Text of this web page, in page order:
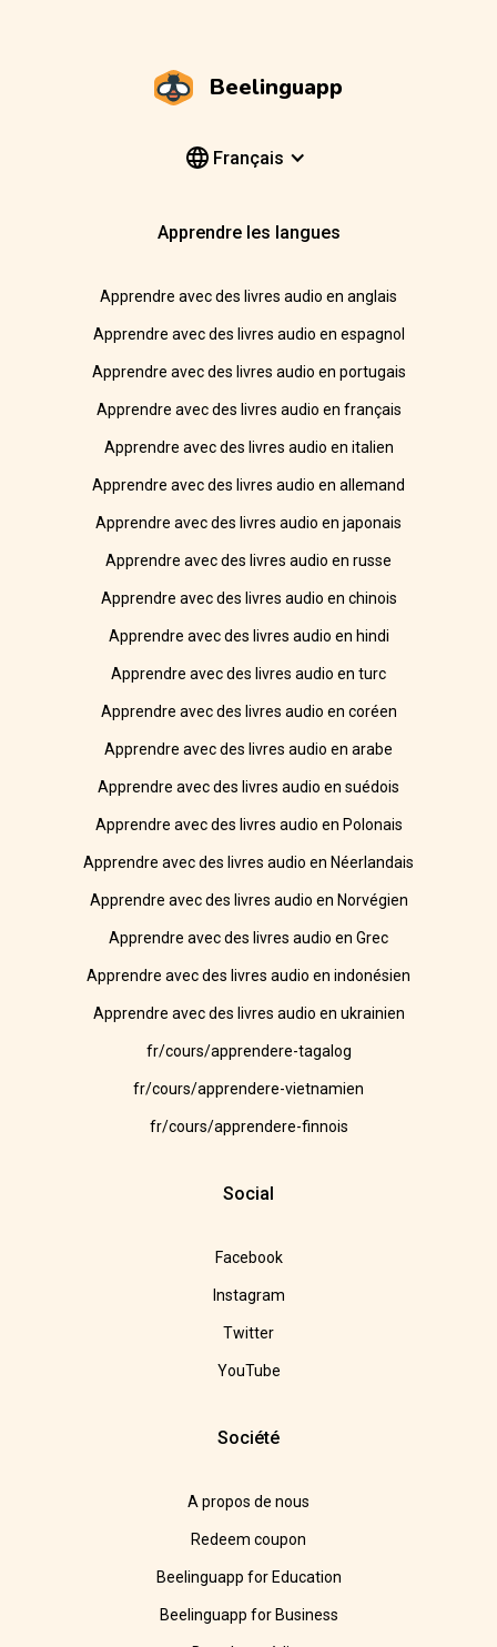
Beelinguapp
Français
Apprendre les langues
Apprendre avec des livres audio en anglais
Apprendre avec des livres audio en espagnol
Apprendre avec des livres audio en portugais
Apprendre avec des livres audio en français
Apprendre avec des livres audio en italien
Apprendre avec des livres audio en allemand
Apprendre avec des livres audio en japonais
Apprendre avec des livres audio en russe
Apprendre avec des livres audio en chinois
Apprendre avec des livres audio en hindi
Apprendre avec des livres audio en turc
Apprendre avec des livres audio en coréen
Apprendre avec des livres audio en arabe
Apprendre avec des livres audio en suédois
Apprendre avec des livres audio en Polonais
Apprendre avec des livres audio en Néerlandais
Apprendre avec des livres audio en Norvégien
Apprendre avec des livres audio en Grec
Apprendre avec des livres audio en indonésien
Apprendre avec des livres audio en ukrainien
fr/cours/apprendere-tagalog
fr/cours/apprendere-vietnamien
fr/cours/apprendere-finnois
Social
Facebook
Instagram
Twitter
YouTube
Société
A propos de nous
Redeem coupon
Beelinguapp for Education
Beelinguapp for Business